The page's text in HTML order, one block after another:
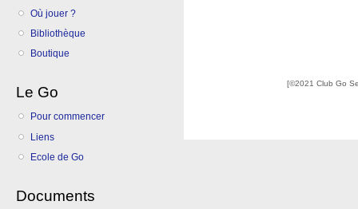
Où jouer ?
Bibliothèque
Boutique
Le Go
Pour commencer
Liens
Ecole de Go
Documents
[©2021 Club Go